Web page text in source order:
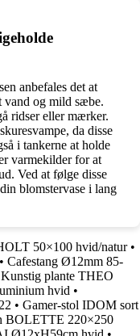
anbefales det at
vand og mild sæbe.
ridser eller mærker.
da disse
i tankerne at holde
varmekilder for at
Ved at følge disse
blomstervase i lang
50×100 hvid/natur•
• Cafestang Ø12mm 85-
Kunstig plante THEO
hvid •
• Gamer-stol IDOM sort
BOLETTE 220×250